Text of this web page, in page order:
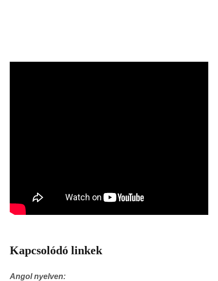
Kapcsolódó linkek
Angol nyelven: